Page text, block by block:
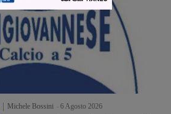
Michele Bossini 6 Agosto 2026